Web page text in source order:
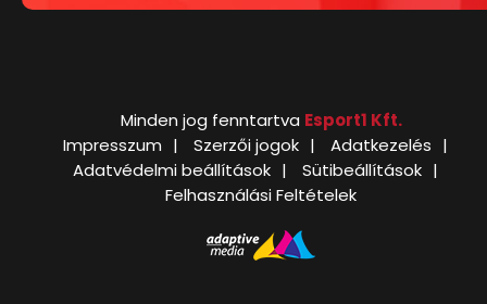
Minden jog fenntartva Esport1 Kft.
Impresszum
Szerzői jogok
Adatkezelés
Adatvédelmi beállítások
Sütibeállítások
Felhasználási Feltételek